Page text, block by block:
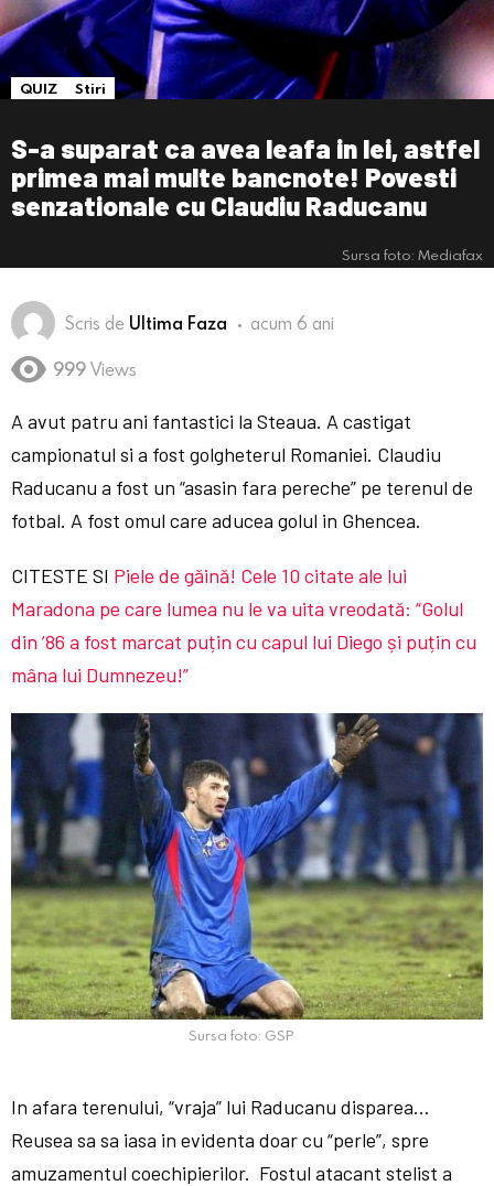
QUIZ Stiri
S-a suparat ca avea leafa in lei, astfel
primea mai multe bancnote! Povesti
senzationale cu Claudiu Raducanu
Sursa foto: Mediafax
Scris de Ultima Faza acum 6 ani
999 Views
A avut patru ani fantastici la Steaua. A castigat
campionatul si a fost golgheterul Romaniei. Claudiu
Raducanu a fost un “asasin fara pereche” pe terenul de
fotbal. A fost omul care aducea golul in Ghencea.
CITESTE SI Piele de găină! Cele 10 citate ale lui
Maradona pe care lumea nu le va uita vreodată: “Golul
din ’86 a fost marcat puțin cu capul lui Diego și puțin cu
mâna lui Dumnezeu!”
Sursa foto: GSP
In afara terenului, “vraja” lui Raducanu disparea…
Reusea sa sa iasa in evidenta doar cu “perle”, spre
amuzamentul coechipierilor. Fostul atacant stelist a